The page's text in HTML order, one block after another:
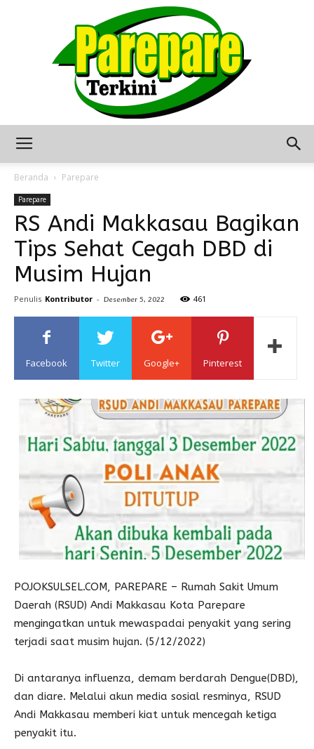
Terkini
Sulawesi
Beranda Parepare
Parepare
RS Andi Makkasau Bagikan
Tips Sehat Cegah DBD di
Musim Hujan
Penulis Kontributor - Desember 5, 2022 461
Facebook Twitter Google+ Pinterest
POJOKSULSEL.COM, PAREPARE – Rumah Sakit Umum
Daerah (RSUD) Andi Makkasau Kota Parepare
mengingatkan untuk mewaspadai penyakit yang sering
terjadi saat musim hujan. (5/12/2022)
Di antaranya influenza, demam berdarah Dengue(DBD),
dan diare. Melalui akun media sosial resminya, RSUD
Andi Makkasau memberi kiat untuk mencegah ketiga
penyakit itu.